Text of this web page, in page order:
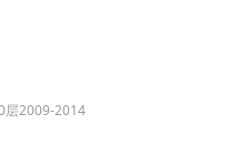
层2009-2014